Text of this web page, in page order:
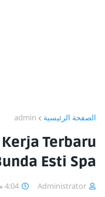
الصفحة الرئيسية admin
Terbaru
Esti Spa
Administrator 4:04 م